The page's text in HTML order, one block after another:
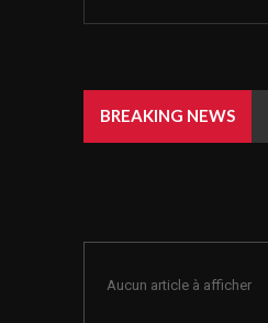
BREAKING NEWS
Aucun article à afficher